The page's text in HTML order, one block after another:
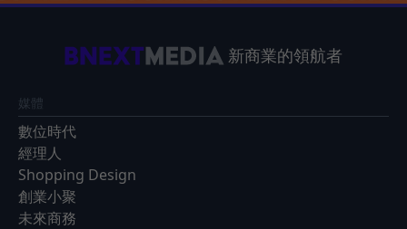
新商業的領航者
媒體
數位時代
經理人
Shopping Design
創業小聚
未來商務